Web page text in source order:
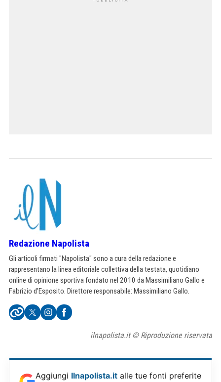
Redazione Napolista
Gli articoli firmati "Napolista" sono a cura della redazione e
rappresentano la linea editoriale collettiva della testata, quotidiano
online di opinione sportiva fondato nel 2010 da Massimiliano Gallo e
Fabrizio d'Esposito. Direttore responsabile: Massimiliano Gallo.
ilnapolista.it © Riproduzione riservata
Aggiungi Ilnapolista.it alle tue fonti preferite